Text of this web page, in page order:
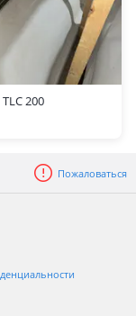
200
Пожаловаться